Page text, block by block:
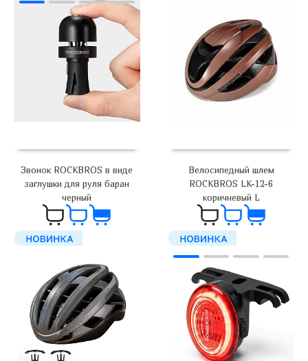
Звонок ROCKBROS в виде
заглушки для руля баран
черный
Велосипедный шлем
ROCKBROS LK-12-6
коричневый L
6 200₽